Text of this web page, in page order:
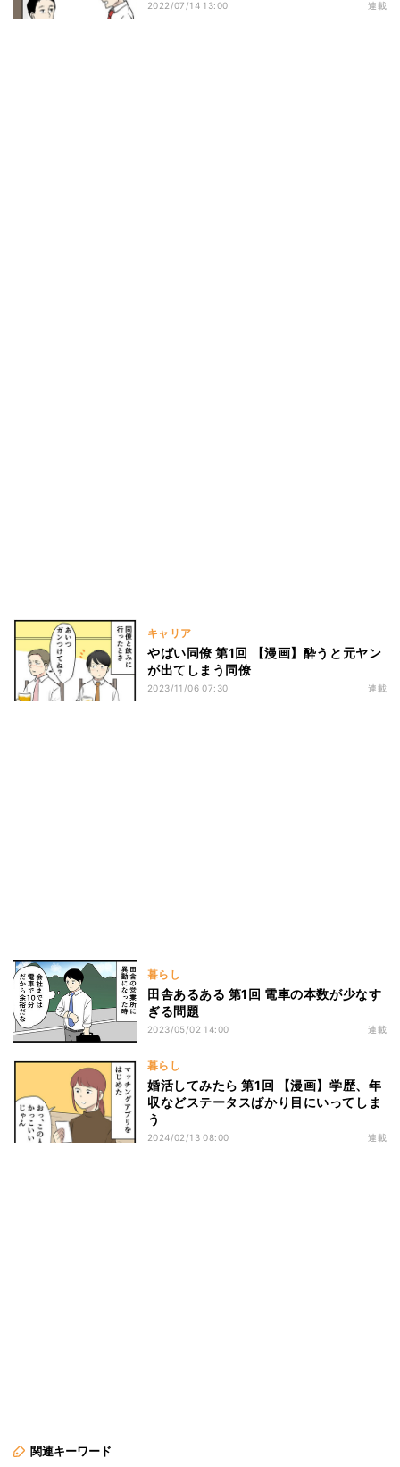
2022/07/14 13:00 連載
キャリア
やばい同僚 第1回 【漫画】酔うと元ヤン
が出てしまう同僚
2023/11/06 07:30 連載
暮らし
田舎あるある 第1回 電車の本数が少なす
ぎる問題
2023/05/02 14:00 連載
暮らし
婚活してみたら 第1回 【漫画】学歴、年
収などステータスばかり目にいってしま
う
2024/02/13 08:00 連載
関連キーワード